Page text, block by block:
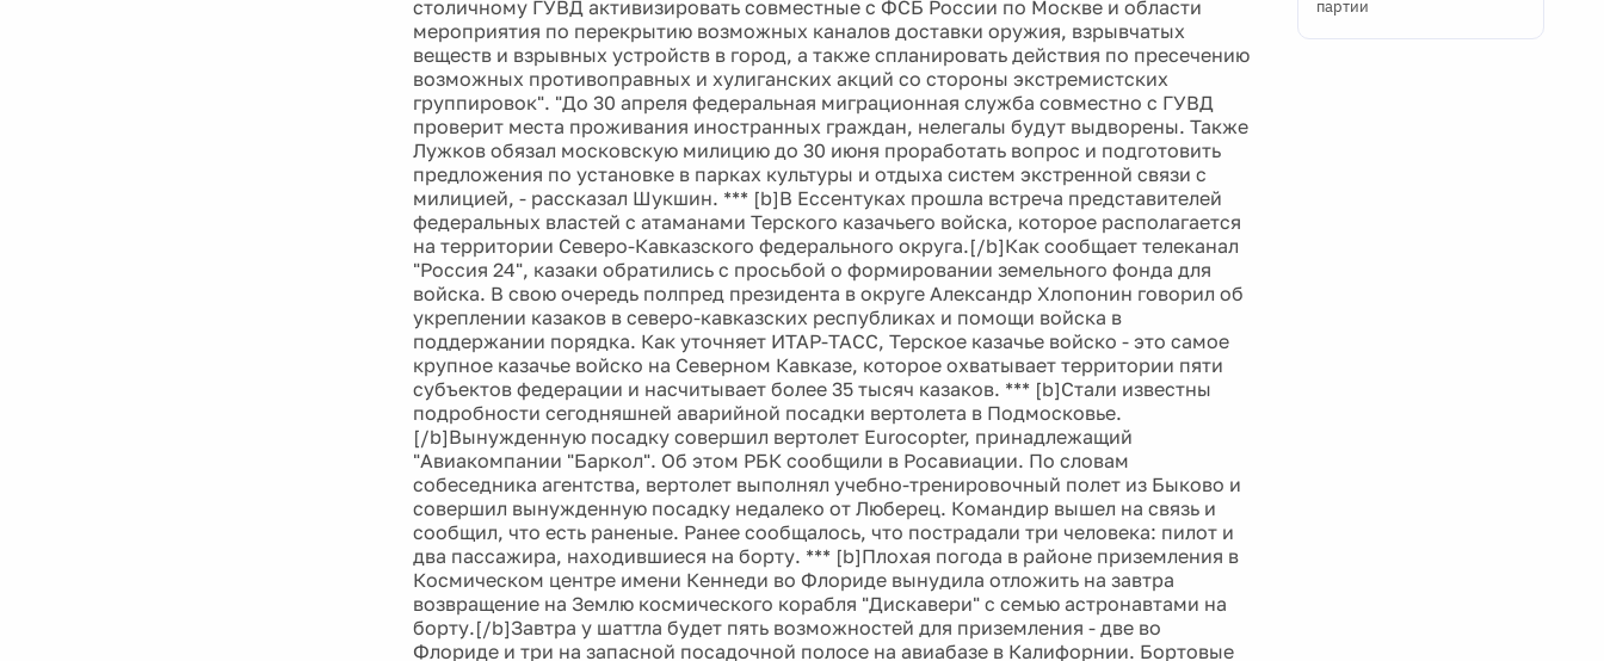
столичному ГУВД активизировать совместные с ФСБ России по Москве и области
мероприятия по перекрытию возможных каналов доставки оружия, взрывчатых
веществ и взрывных устройств в город, а также спланировать действия по пресечению
возможных противоправных и хулиганских акций со стороны экстремистских
группировок". "До 30 апреля федеральная миграционная служба совместно с ГУВД
проверит места проживания иностранных граждан, нелегалы будут выдворены. Также
Лужков обязал московскую милицию до 30 июня проработать вопрос и подготовить
предложения по установке в парках культуры и отдыха систем экстренной связи с
милицией, - рассказал Шукшин. *** [b]В Ессентуках прошла встреча представителей
федеральных властей с атаманами Терского казачьего войска, которое располагается
на территории Северо-Кавказского федерального округа.[/b]Как сообщает телеканал
"Россия 24", казаки обратились с просьбой о формировании земельного фонда для
войска. В свою очередь полпред президента в округе Александр Хлопонин говорил об
укреплении казаков в северо-кавказских республиках и помощи войска в
поддержании порядка. Как уточняет ИТАР-ТАСС, Терское казачье войско - это самое
крупное казачье войско на Северном Кавказе, которое охватывает территории пяти
субъектов федерации и насчитывает более 35 тысяч казаков. *** [b]Стали известны
подробности сегодняшней аварийной посадки вертолета в Подмосковье.
[/b]Вынужденную посадку совершил вертолет Eurocopter, принадлежащий
"Авиакомпании "Баркол". Об этом РБК сообщили в Росавиации. По словам
собеседника агентства, вертолет выполнял учебно-тренировочный полет из Быково и
совершил вынужденную посадку недалеко от Люберец. Командир вышел на связь и
сообщил, что есть раненые. Ранее сообщалось, что пострадали три человека: пилот и
два пассажира, находившиеся на борту. *** [b]Плохая погода в районе приземления в
Космическом центре имени Кеннеди во Флориде вынудила отложить на завтра
возвращение на Землю космического корабля "Дискавери" с семью астронавтами на
борту.[/b]Завтра у шаттла будет пять возможностей для приземления - две во
Флориде и три на запасной посадочной полосе на авиабазе в Калифорнии. Бортовые
партии